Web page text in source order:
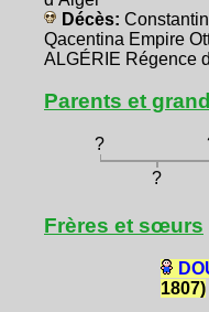
Décès:
Qacentina Empire
ALGÉRIE Régence
Parents et
?
?
Frères et sœurs
1807)